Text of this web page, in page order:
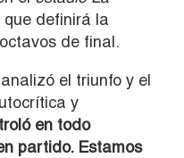
definirá la
de final.
el triunfo y el
y
en todo
partido. Estamos